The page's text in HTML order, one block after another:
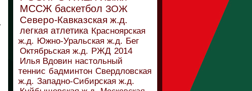
МССЖ баскетбол ЗОЖ
Северо-Кавказская ж.д.
легкая атлетика Красноярская
ж.д. Южно-Уральская ж.д. Бег
Октябрьская ж.д. РЖД 2014
Илья Вдовин настольный
теннис бадминтон Свердловская
ж.д. Западно-Сибирская ж.д.